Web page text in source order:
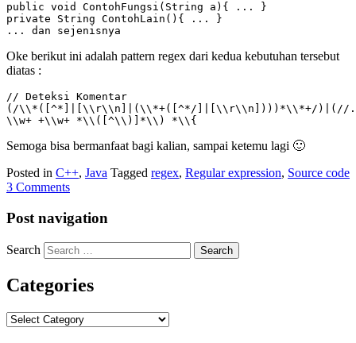
public void ContohFungsi(String a){ ... }
private String ContohLain(){ ... }
... dan sejenisnya
Oke berikut ini adalah pattern regex dari kedua kebutuhan tersebut
diatas :
// Deteksi Komentar
(/\\*([^*]|[\\r\\n]|(\\*+([^*/]|[\\r\\n])))*\\*+/)|(//.*)//
\\w+ +\\w+ *\\([^\\)]*\\) *\\{
Semoga bisa bermanfaat bagi kalian, sampai ketemu lagi 🙂
Posted in C++, Java Tagged regex, Regular expression, Source code
3 Comments
Post navigation
Search
Categories
Categories